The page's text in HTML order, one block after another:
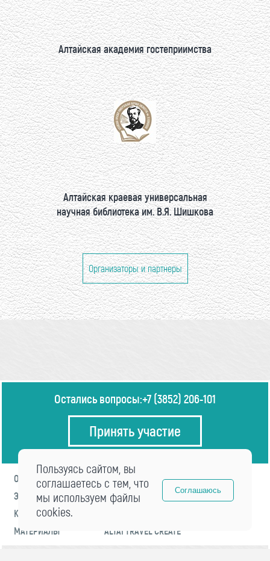
Алтайская академия гостеприимства
Алтайская краевая универсальная
научная библиотека им. В.Я. Шишкова
Организаторы и партнеры
Остались вопросы:+7 (3852) 206-101
Принять участие
О ФОРУМЕ
ПРОГРАММА
ЭКСПЕРТЫ
НОВОСТИ
КОНТАКТЫ
МАТЕРИАЛЫ
ALTAI TRAVEL CREATE
Пользуясь сайтом, вы
соглашаетесь с тем, что
мы используем файлы
cookies.
Соглашаюсь